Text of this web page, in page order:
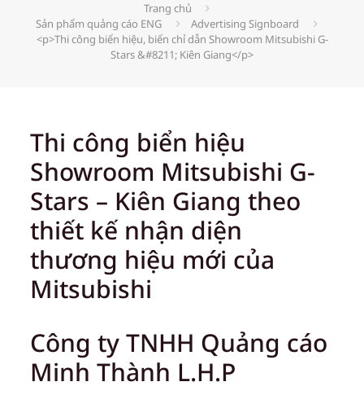
Trang chủ
Sản phẩm quảng cáo ENG
Advertising Signboard
<p>Thi công biển hiệu, biển chỉ dẫn Showroom Mitsubishi G-
Stars &#8211; Kiên Giang</p>
Thi công biển hiệu
Showroom Mitsubishi G-
Stars – Kiên Giang theo
thiết kế nhận diện
thương hiệu mới của
Mitsubishi
Công ty TNHH Quảng cáo
Minh Thành L.H.P